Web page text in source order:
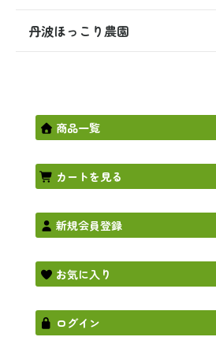
丹波ほっこり農園
商品一覧
カートを見る
新規会員登録
お気に入り
ログイン